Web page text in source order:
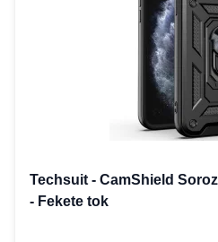
Techsuit - CamShield
- Fekete tok